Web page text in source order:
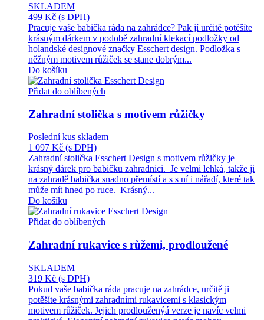
SKLADEM
499 Kč (s DPH)
Pracuje vaše babička ráda na zahrádce? Pak jí určitě potěšíte
krásným dárkem v podobě zahradní klekací podložky od
holandské designové značky Esschert design. Podložka s
něžným motivem růžiček se stane dobrým...
Do košíku
Přidat do oblíbených
Zahradní stolička s motivem růžičky
Poslední kus skladem
1 097 Kč (s DPH)
Zahradní stolička Esschert Design s motivem růžičky je
krásný dárek pro babičku zahradnici. Je velmi lehká, takže ji
na zahradě babička snadno přemístí a s s ní i nářadí, které tak
může mít hned po ruce. Krásný...
Do košíku
Přidat do oblíbených
Zahradní rukavice s růžemi, prodloužené
SKLADEM
319 Kč (s DPH)
Pokud vaše babička ráda pracuje na zahrádce, určitě ji
potěšíte krásnými zahradními rukavicemi s klasickým
motivem růžiček. Jejich prodlouženýá verze je navíc velmi